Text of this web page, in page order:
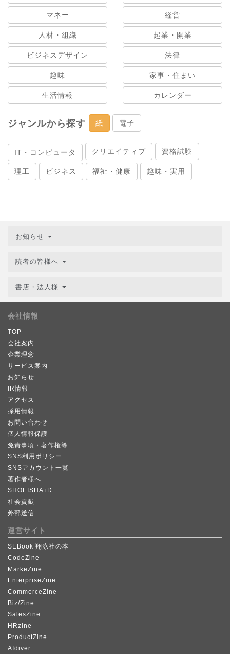
マネー 経営
人材・組織 起業・開業
ビジネスデザイン 法律
趣味 家事・住まい
生活情報 カレンダー
ジャンルから探す 紙 電子
IT・コンピュータ クリエイティブ 資格試験
理工 ビジネス 福祉・健康 趣味・実用
お知らせ
読者の皆様へ
書店・法人様
会社情報
TOP
会社案内
企業理念
サービス案内
お知らせ
IR情報
アクセス
採用情報
お問い合わせ
個人情報保護
免責事項・著作権等
SNS利用ポリシー
SNSアカウント一覧
著作者様へ
SHOEISHA iD
社会貢献
外部送信
運営サイト
SEBook 翔泳社の本
CodeZine
MarkeZine
EnterpriseZine
CommerceZine
Biz/Zine
SalesZine
HRzine
ProductZine
AIdiver